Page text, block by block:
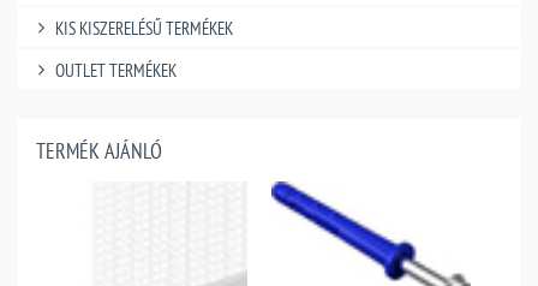
KIS KISZERELÉSŰ TERMÉKEK
OUTLET TERMÉKEK
TERMÉK AJÁNLÓ